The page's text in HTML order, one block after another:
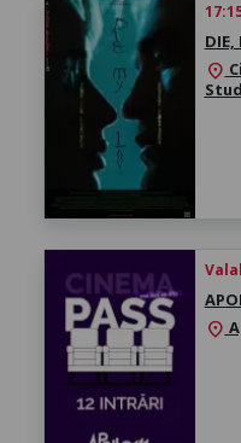
DIE,
location_on
location_on